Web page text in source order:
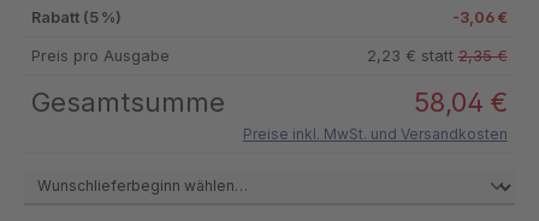
Rabatt (5 %) -3,06 €
Preis pro Ausgabe 2,23 € statt2,35 €
Gesamtsumme 58,04 €
Preise inkl. MwSt. und Versandkosten